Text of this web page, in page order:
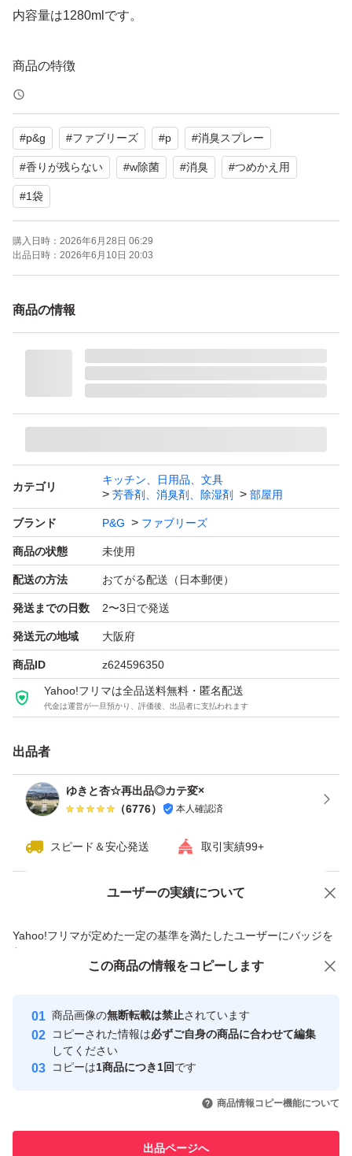
内容量は1280mlです。
商品の特徴
スプレーするだけで除菌&消臭！
ファブリーズの成分：消臭成分と、野菜や果物に含まれる
酸と同じ成分の除菌成分を配合！
肌に触れる衣類やお子さまのいる家庭での使用もOK！
48時間爽やか続く*消臭効果による。新たに付着するニオ
身の回りの洗えない製品に(布団・カーペット・まくら・
消臭・除菌*1・しわ取り*2
*1 全ての菌を除菌するわけではありません。
*2コットン類で製品不使用時との比較で検証。 効果は衣
★ご注意★
・ゆうパケットポストで送付手配致します！！
・宅配用ビニール袋、リサイクル紙袋等にお入れして送付
手配致します！！
・緩衝材等使用出来ません！！
・以上ご理解頂けるお客様のみ宜しくお願い致します！！
ファブリーズ 布用 W除菌＋消臭 香りが残らない つめかえ
用 4回分 1280ml 4987176286383
ブランド：P&G ファブリーズ
・価格の交渉はOFFです！！！
・ブロック＆削除します！！！
#p&g #ファブリーズ #p #消臭スプレー
#香りが残らない #w除菌 #消臭 #つめかえ用
#1袋
購入日時： 2026年6月28日 06:29
出品日時： 2026年6月10日 20:03
商品の情報
カテゴリ
キッチン、日用品、文具
芳香剤、消臭剤、除湿剤
部屋用
ブランド P&G ファブリーズ
商品の状態 未使用
配送の方法 おてがる配送（日本郵便）
発送までの日数 2〜3日で発送
発送元の地域 大阪府
商品ID z624596350
Yahoo!フリマは全品送料無料・匿名配送
代金は運営が一旦預かり、評価後、出品者に支払われます
出品者
ゆきと杏☆再出品◎カテ変×
（6776） 本人確認済
スピード＆安心発送 取引実績99+
ユーザーの実績について
Yahoo!フリマが定めた一定の基準を満たしたユーザーにバッジを
付与しています
安心取引出品者
心・安全なユーザーです
取引実績
引を完了させた実績があります
での取引実績があります
価格の相談 商品への質問
この商品の情報をコピーします
商品画像の無断転載は禁止されています
コピーされた情報は必ずご自身の商品に合わせて編集
してください
コピーは1商品につき1回です
商品情報コピー機能について
出品ページへ
この商品をみている人にオススメ